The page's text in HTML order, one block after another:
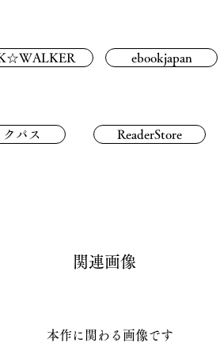
ebookjapan
クパス ReaderStore
関連画像
本作に関わる画像です